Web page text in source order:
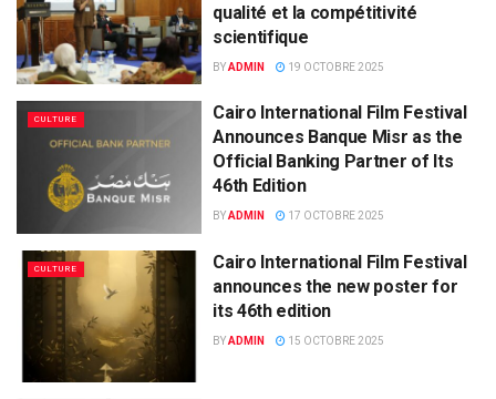
qualité et la compétitivité
scientifique
BYADMIN 19 OCTOBRE 2025
CULTURE
Cairo International Film Festival
Announces Banque Misr as the
Official Banking Partner of Its
46th Edition
BYADMIN 17 OCTOBRE 2025
CULTURE
Cairo International Film Festival
announces the new poster for
its 46th edition
BYADMIN 15 OCTOBRE 2025